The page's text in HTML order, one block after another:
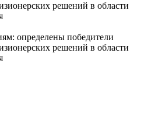
определены победители
решений в области